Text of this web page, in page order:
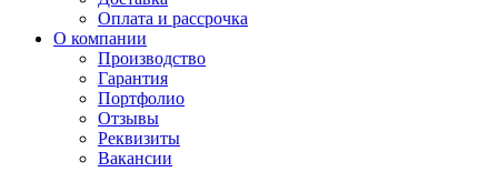
Оплата и рассрочка
О компании
Производство
Гарантия
Портфолио
Отзывы
Реквизиты
Вакансии